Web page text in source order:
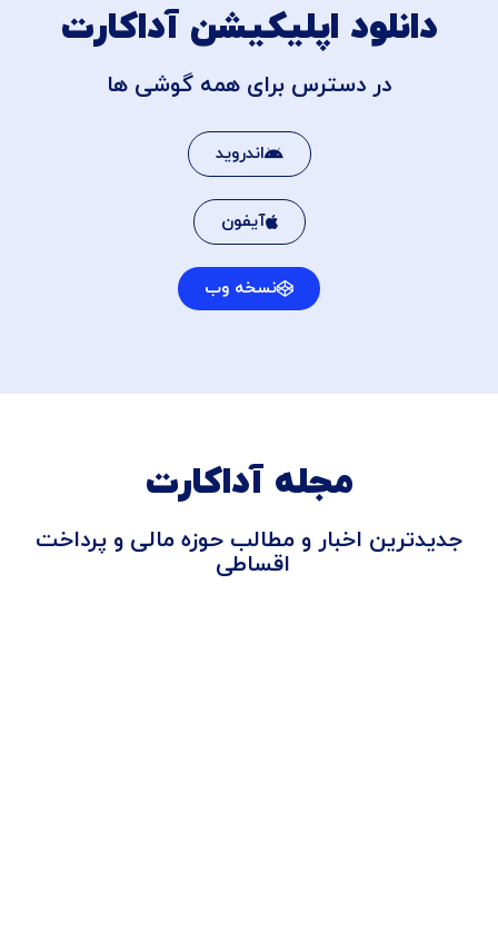
دانلود اپلیکیشن آداکارت
در دسترس برای همه گوشی ها
اندروید
آیفون
نسخه وب
مجله آداکارت
جدیدترین اخبار و مطالب حوزه مالی و پرداخت
اقساطی